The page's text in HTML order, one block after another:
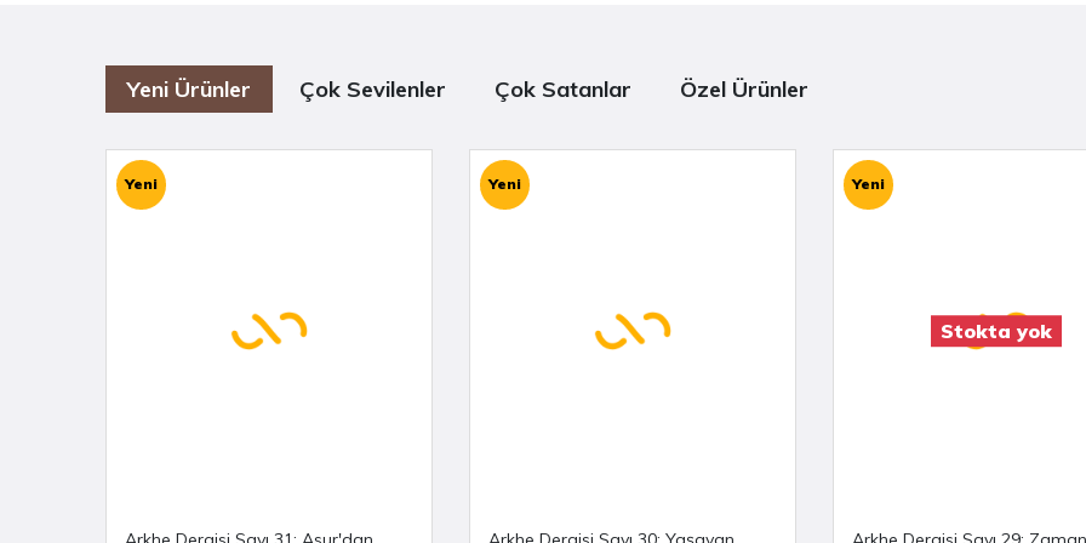
Yeni Ürünler Çok Sevilenler Çok Satanlar Özel Ürünler
Yeni Yeni Yeni
Stokta yok